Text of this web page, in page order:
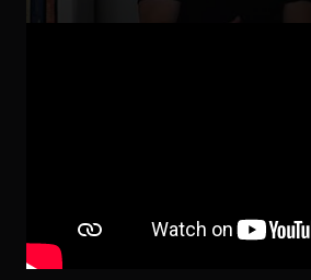
Lire le témoignage de Cosmo